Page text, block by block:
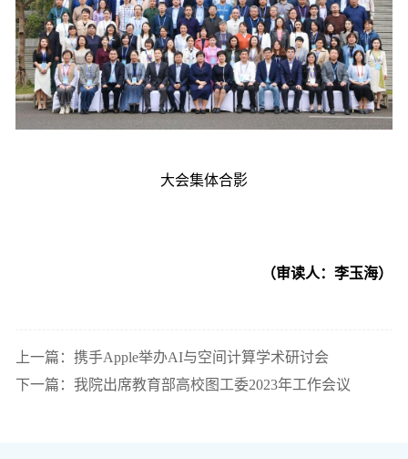
大会集体合影
（审读人：李玉海）
上一篇：携手Apple举办AI与空间计算学术研讨会
下一篇：我院出席教育部高校图工委2023年工作会议